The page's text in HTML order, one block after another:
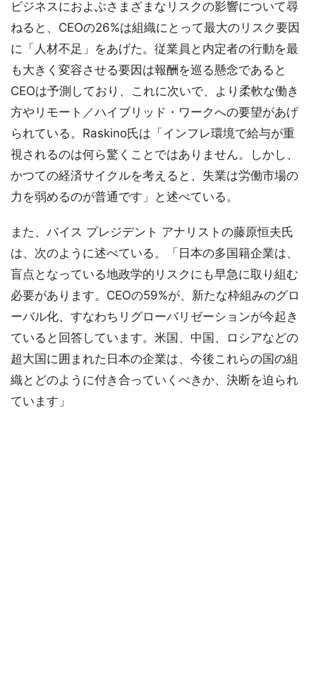
ビジネスにおよぶさまざまなリスクの影響について尋
ねると、CEOの26%は組織にとって最大のリスク要因
に「人材不足」をあげた。従業員と内定者の行動を最
も大きく変容させる要因は報酬を巡る懸念であると
CEOは予測しており、これに次いで、より柔軟な働き
方やリモート／ハイブリッド・ワークへの要望があげ
られている。Raskino氏は「インフレ環境で給与が重
視されるのは何ら驚くことではありません。しかし、
かつての経済サイクルを考えると、失業は労働市場の
力を弱めるのが普通です」と述べている。
また、バイス プレジデント アナリストの藤原恒夫氏
は、次のように述べている。「日本の多国籍企業は、
盲点となっている地政学的リスクにも早急に取り組む
必要があります。CEOの59%が、新たな枠組みのグロ
ーバル化、すなわちリグローバリゼーションが今起き
ていると回答しています。米国、中国、ロシアなどの
超大国に囲まれた日本の企業は、今後これらの国の組
織とどのように付き合っていくべきか、決断を迫られ
ています」